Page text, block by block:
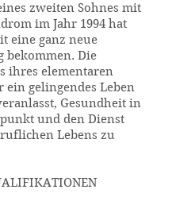
zweiten Sohnes mit
im Jahr 1994 hat
eine ganz neue
bekommen. Die
ihres elementaren
ein gelingendes Leben
Gesundheit in
und den Dienst
Lebens zu